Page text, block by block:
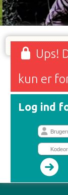
Ups!
kun er
Log ind